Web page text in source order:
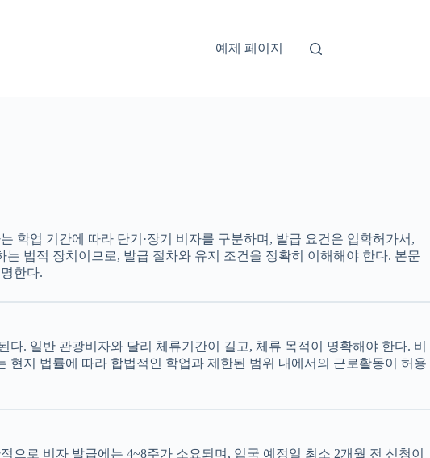
예제 페이지
학업 기간에 따라 단기·장기 비자를 구분하며, 발급 요건은 입학허가서,
법적 장치이므로, 발급 절차와 유지 조건을 정확히 이해해야 한다. 본문
한다.
. 일반 관광비자와 달리 체류기간이 길고, 체류 목적이 명확해야 한다. 비
지 법률에 따라 합법적인 학업과 제한된 범위 내에서의 근로활동이 허용
로 비자 발급에는 4~8주가 소요되며, 입국 예정일 최소 2개월 전 신청이